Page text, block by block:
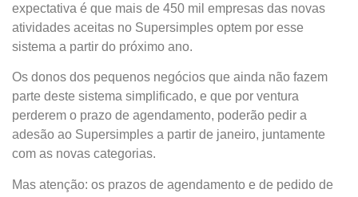
expectativa é que mais de 450 mil empresas das novas
atividades aceitas no Supersimples optem por esse
sistema a partir do próximo ano.
Os donos dos pequenos negócios que ainda não fazem
parte deste sistema simplificado, e que por ventura
perderem o prazo de agendamento, poderão pedir a
adesão ao Supersimples a partir de janeiro, juntamente
com as novas categorias.
Mas atenção: os prazos de agendamento e de pedido de